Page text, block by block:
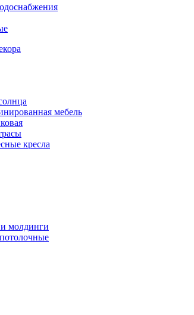
мебель
кресла
молдинги